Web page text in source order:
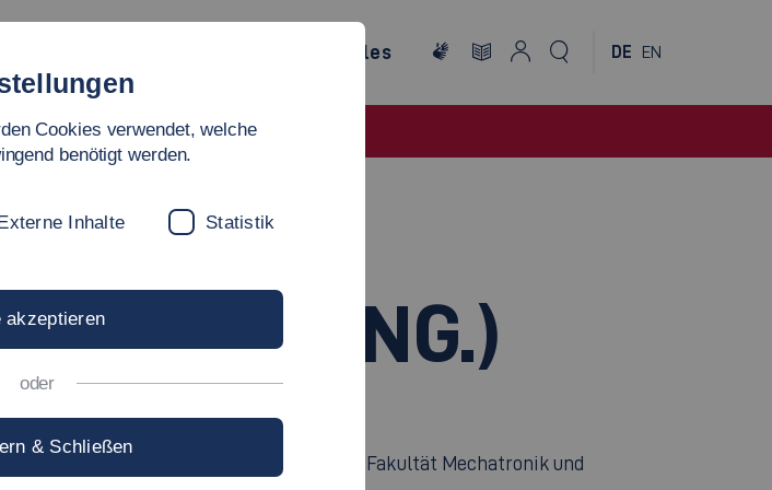
Internationales DE EN
(M.ENG.)
und der Fakultät Mechatronik und
Cookies verwendet, welche
benötigt werden.
Inhalte Statistik
akzeptieren
oder
& Schließen